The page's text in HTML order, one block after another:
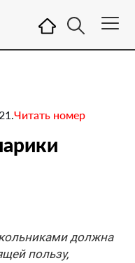
Читать номер
должна
пользу,